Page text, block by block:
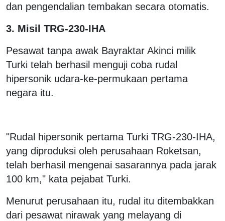
dan pengendalian tembakan secara otomatis.
3. Misil TRG-230-IHA
Pesawat tanpa awak Bayraktar Akinci milik
Turki telah berhasil menguji coba rudal
hipersonik udara-ke-permukaan pertama
negara itu.
"Rudal hipersonik pertama Turki TRG-230-IHA,
yang diproduksi oleh perusahaan Roketsan,
telah berhasil mengenai sasarannya pada jarak
100 km," kata pejabat Turki.
Menurut perusahaan itu, rudal itu ditembakkan
dari pesawat nirawak yang melayang di